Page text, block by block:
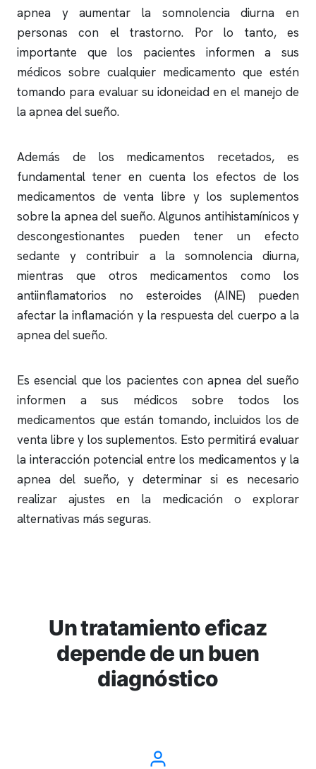
apnea y aumentar la somnolencia diurna en
personas con el trastorno. Por lo tanto, es
importante que los pacientes informen a sus
médicos sobre cualquier medicamento que estén
tomando para evaluar su idoneidad en el manejo de
laapnea del sueño.
Además de los medicamentos recetados, es
fundamental tener en cuenta los efectos de los
medicamentos de venta libre y los suplementos
sobre la apnea del sueño. Algunos antihistamínicos y
descongestionantes pueden tener un efecto
sedante y contribuir a la somnolencia diurna,
mientras que otros medicamentos como los
antiinflamatorios no esteroides (AINE) pueden
afectar la inflamación y la respuesta del cuerpo a la
apnea del sueño.
Es esencial que los pacientes conapnea del sueño
informen a sus médicos sobre todos los
medicamentos que están tomando, incluidos los de
venta libre y los suplementos. Esto permitirá evaluar
la interacción potencial entre los medicamentos y la
apnea del sueño, y determinar si es necesario
realizar ajustes en la medicación o explorar
alternativas más seguras.
Un tratamiento eficaz
depende de un buen
diagnóstico